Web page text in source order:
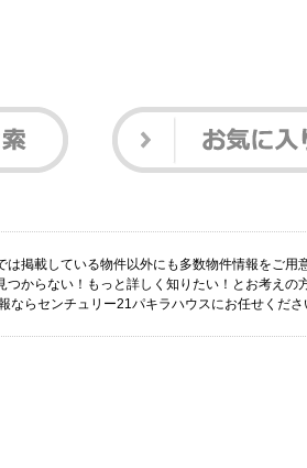
掲載している物件以外にも多数物件情報をご用
からない！もっと詳しく知りたい！とお考えの
ならセンチュリー21パキラハウスにお任せくださ